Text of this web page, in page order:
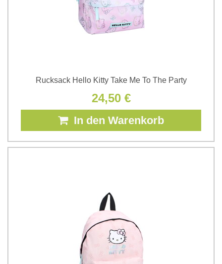
Rucksack Hello Kitty Take Me To The Party
24,50 €
In den Warenkorb